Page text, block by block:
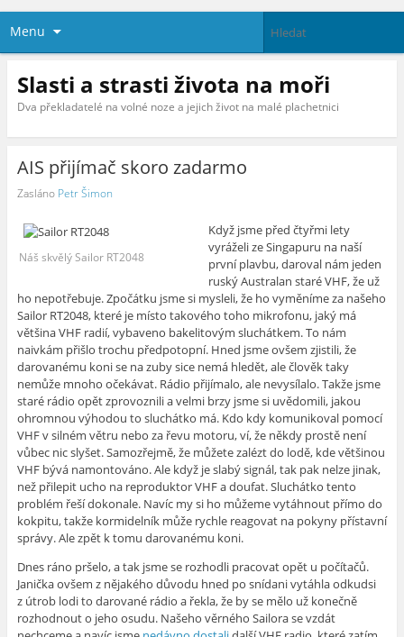
Menu
Slasti a strasti života na moři
Dva překladatelé na volné noze a jejich život na malé plachetnici
AIS přijímač skoro zadarmo
Zasláno Petr Šimon
Náš skvělý Sailor RT2048
Když jsme před čtyřmi lety
vyráželi ze Singapuru na naší
první plavbu, daroval nám jeden
ruský Australan staré VHF, že už
ho nepotřebuje. Zpočátku jsme si mysleli, že ho vyměníme za našeho
Sailor RT2048, které je místo takového toho mikrofonu, jaký má
většina VHF radií, vybaveno bakelitovým sluchátkem. To nám
naivkám přišlo trochu předpotopní. Hned jsme ovšem zjistili, že
darovanému koni se na zuby sice nemá hledět, ale člověk taky
nemůže mnoho očekávat. Rádio přijímalo, ale nevysílalo. Takže jsme
staré rádio opět zprovoznili a velmi brzy jsme si uvědomili, jakou
ohromnou výhodou to sluchátko má. Kdo kdy komunikoval pomocí
VHF v silném větru nebo za řevu motoru, ví, že někdy prostě není
vůbec nic slyšet. Samozřejmě, že můžete zalézt do lodě, kde většinou
VHF bývá namontováno. Ale když je slabý signál, tak pak nelze jinak,
než přilepit ucho na reproduktor VHF a doufat. Sluchátko tento
problém řeší dokonale. Navíc my si ho můžeme vytáhnout přímo do
kokpitu, takže kormidelník může rychle reagovat na pokyny přístavní
správy. Ale zpět k tomu darovanému koni.
Dnes ráno pršelo, a tak jsme se rozhodli pracovat opět u počítačů.
Janička ovšem z nějakého důvodu hned po snídani vytáhla odkudsi
z útrob lodi to darované rádio a řekla, že by se mělo už konečně
rozhodnout o jeho osudu. Našeho věrného Sailora se vzdát